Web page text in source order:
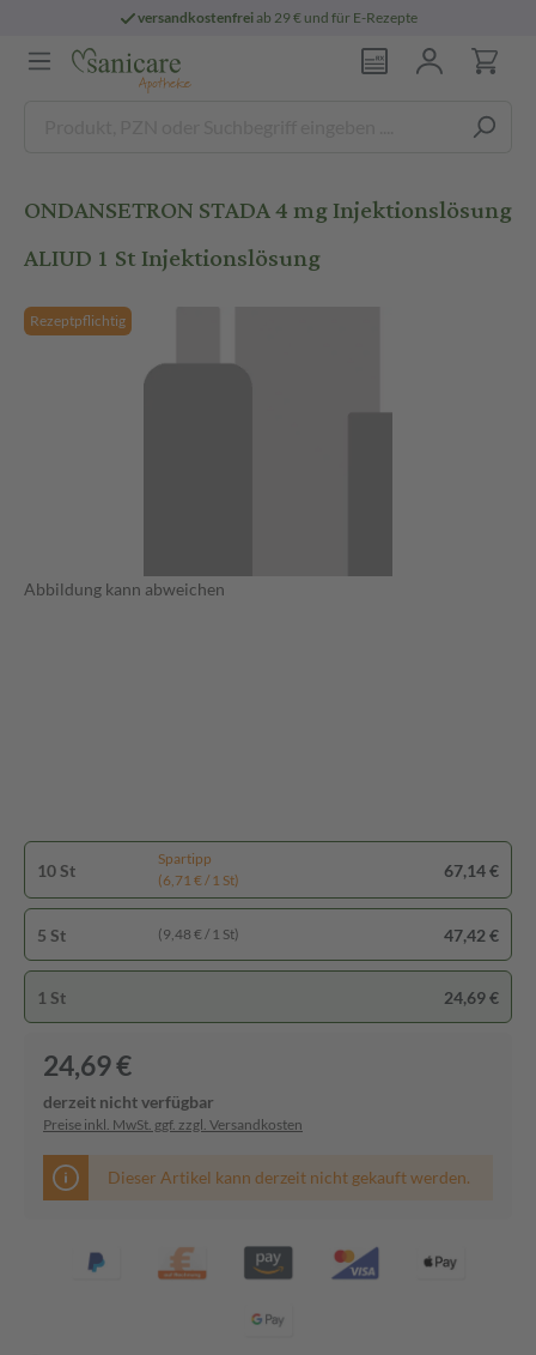
versandkostenfreiab 29 € und für E-Rezepte
ONDANSETRON STADA 4 mg Injektionslösung
ALIUD 1 St Injektionslösung
Rezeptpflichtig
Abbildung kann abweichen
10 St
Spartipp
(6,71 € / 1 St)
67,14 €
5 St (9,48 € / 1 St) 47,42 €
1 St 24,69 €
24,69 €
derzeit nicht verfügbar
Preise inkl. MwSt. ggf. zzgl. Versandkosten
Dieser Artikel kann derzeit nicht gekauft werden.